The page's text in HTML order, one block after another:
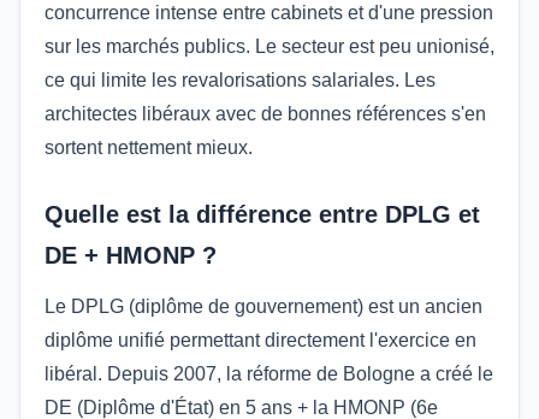
concurrence intense entre cabinets et d'une pression
sur les marchés publics. Le secteur est peu unionisé,
ce qui limite les revalorisations salariales. Les
architectes libéraux avec de bonnes références s'en
sortent nettement mieux.
Quelle est la différence entre DPLG et
DE + HMONP ?
Le DPLG (diplôme de gouvernement) est un ancien
diplôme unifié permettant directement l'exercice en
libéral. Depuis 2007, la réforme de Bologne a créé le
DE (Diplôme d'État) en 5 ans + la HMONP (6e